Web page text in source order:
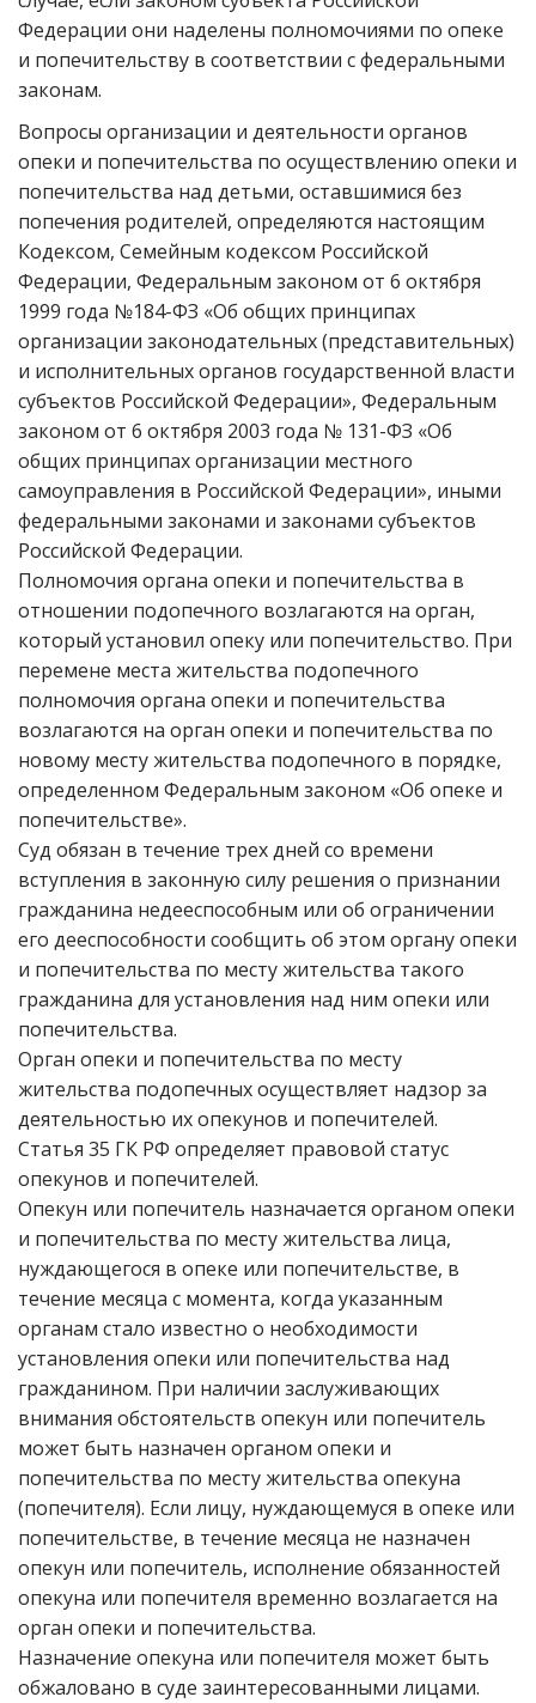
Федерации они наделены полномочиями по опеке
и попечительству в соответствии с федеральными
законам.
Вопросы организации и деятельности органов
опеки и попечительства по осуществлению опеки и
попечительства над детьми, оставшимися без
попечения родителей, определяются настоящим
Кодексом, Семейным кодексом Российской
Федерации, Федеральным законом от 6 октября
1999 года №184-ФЗ «Об общих принципах
организации законодательных (представительных)
и исполнительных органов государственной власти
субъектов Российской Федерации», Федеральным
законом от 6 октября 2003 года № 131-ФЗ «Об
общих принципах организации местного
самоуправления в Российской Федерации», иными
федеральными законами и законами субъектов
Российской Федерации.
Полномочия органа опеки и попечительства в
отношении подопечного возлагаются на орган,
который установил опеку или попечительство. При
перемене места жительства подопечного
полномочия органа опеки и попечительства
возлагаются на орган опеки и попечительства по
новому месту жительства подопечного в порядке,
определенном Федеральным законом «Об опеке и
попечительстве».
Суд обязан в течение трех дней со времени
вступления в законную силу решения о признании
гражданина недееспособным или об ограничении
его дееспособности сообщить об этом органу опеки
и попечительства по месту жительства такого
гражданина для установления над ним опеки или
попечительства.
Орган опеки и попечительства по месту
жительства подопечных осуществляет надзор за
деятельностью их опекунов и попечителей.
Статья 35 ГК РФ определяет правовой статус
опекунов и попечителей.
Опекун или попечитель назначается органом опеки
и попечительства по месту жительства лица,
нуждающегося в опеке или попечительстве, в
течение месяца с момента, когда указанным
органам стало известно о необходимости
установления опеки или попечительства над
гражданином. При наличии заслуживающих
внимания обстоятельств опекун или попечитель
может быть назначен органом опеки и
попечительства по месту жительства опекуна
(попечителя). Если лицу, нуждающемуся в опеке или
попечительстве, в течение месяца не назначен
опекун или попечитель, исполнение обязанностей
опекуна или попечителя временно возлагается на
орган опеки и попечительства.
Назначение опекуна или попечителя может быть
обжаловано в суде заинтересованными лицами.